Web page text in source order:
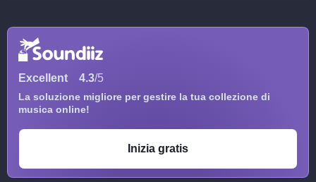
Excellent 4.3/5
La soluzione migliore per gestire la tua collezione di
musica online!
Inizia gratis